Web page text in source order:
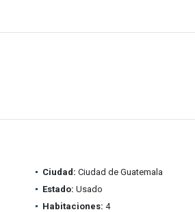
Ciudad: Ciudad de Guatemala
Estado: Usado
Habitaciones: 4